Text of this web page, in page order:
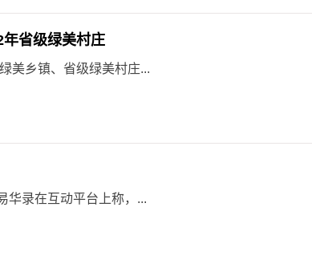
省级绿美村庄
美乡镇、省级绿美村庄...
华录在互动平台上称，...